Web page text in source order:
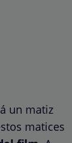
un matiz
matices